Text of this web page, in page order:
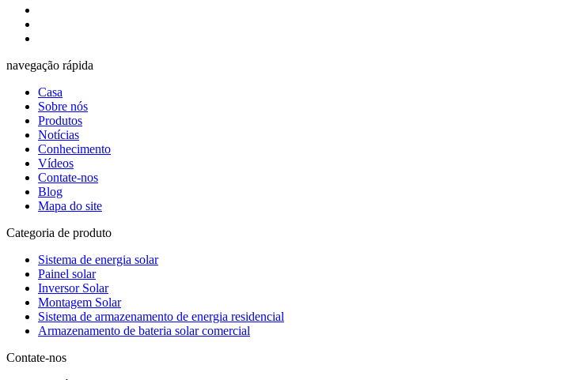
navegação rápida
Casa
Sobre nós
Produtos
Notícias
Conhecimento
Vídeos
Contate-nos
Blog
Mapa do site
Categoria de produto
Sistema de energia solar
Painel solar
Inversor Solar
Montagem Solar
Sistema de armazenamento de energia residencial
Armazenamento de bateria solar comercial
Contate-nos